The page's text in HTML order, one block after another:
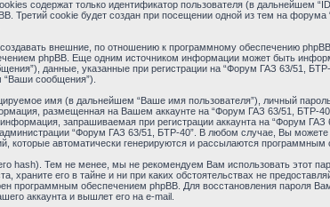
содержат только идентификатор пользователя (в дальнейшем
Третий cookie будет создан при посещении одной из тем на
внешние, по отношению к программному обеспечению
phpBB. Еще одним источником информации может быть
данные, указанные при регистрации на “Форум ГАЗ 63/51,
сообщения”).
имя (в дальнейшем “Ваше имя пользователя”), личный
размещенная на Вашем аккаунте на “Форум ГАЗ 63/51, БТР-
запрашиваемая при регистрации аккаунта на “Форум
“Форум ГАЗ 63/51, БТР-40”. В любом случае, Вы
которые автоматически генерируются и рассылаются программным
hash). Тем не менее, мы не рекомендуем Вам использовать этот
храните его в тайне и ни при каких обстоятельствах не
программным обеспечением phpBB. Для восстановления пароля
аккаунта и вышлет его на e-mail.